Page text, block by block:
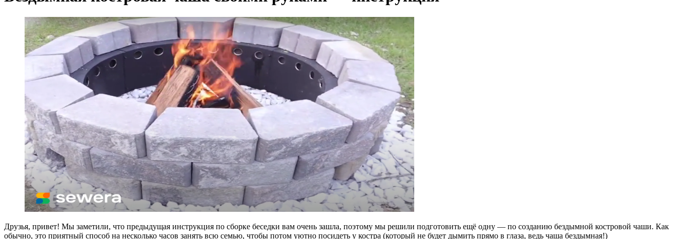
Друзья, привет! Мы заметили, что предыдущая инструкция по сборке беседки вам очень зашла, поэтому мы решили подготовить ещё одну — по созданию бездымной костровой чаши. Как
обычно, это приятный способ на несколько часов занять всю семью, чтобы потом уютно посидеть у костра (который не будет дымить прямо в глаза, ведь чаша бездымная!)